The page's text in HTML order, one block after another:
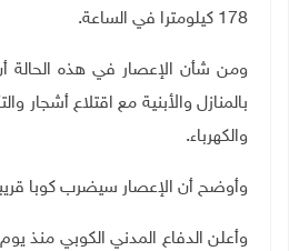
178 كيلومترا في الساعة.
ومن شأن الإعصار في هذه الحالة
بالمنازل والأبنية مع اقتلاع أشجار
والكهرباء.
وأوضح أن الإعصار سيضرب كوبا
وأعلن الدفاع المدني الكوبي منذ يوم